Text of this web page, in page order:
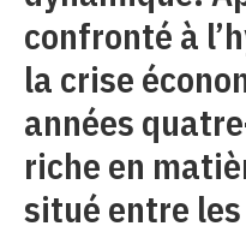
confronté à
la crise
années
riche en
situé entre